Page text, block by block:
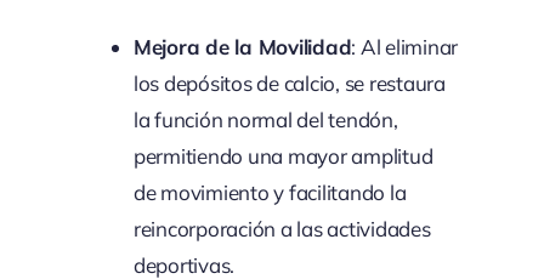
Mejora de la Movilidad: Al eliminar
los depósitos de calcio, se restaura
la función normal del tendón,
permitiendo una mayor amplitud
de movimiento y facilitando la
reincorporación a las actividades
deportivas.